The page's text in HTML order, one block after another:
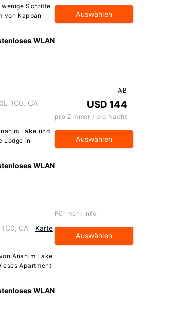
wenige Schritte
von Kappan
WLAN
Auswählen
1C0, CA
Lake und
Lodge in
WLAN
AB
USD 144
pro Zimmer / pro Nacht
Auswählen
CA
Karte
Anahim Lake
Apartment
WLAN
Für mehr Info:
Auswählen